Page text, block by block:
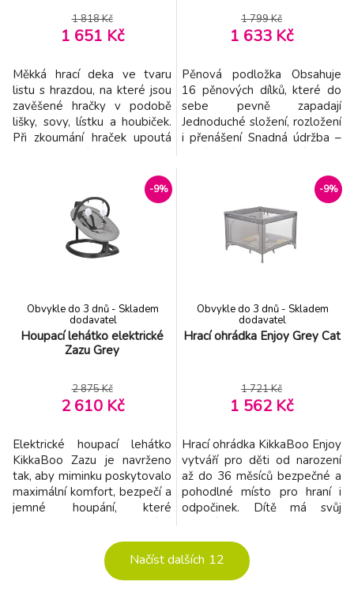
1 818 Kč
1 651 Kč
Měkká hrací deka ve tvaru
listu s hrazdou, na které jsou
zavěšené hračky v podobě
lišky, sovy, lístku a houbiček.
Při zkoumání hraček upoutá
zvonění. Hračky jsou
odnímatelné a je možné je
používat i samostatně. Hrací
deka s hračkami podporuje
rozvoj smyslů dítě i jeho
1 799 Kč
1 633 Kč
Pěnová podložka Obsahuje
16 pěnových dílků, které do
sebe pevně zapadají
Jednoduché složení, rozložení
i přenášení Snadná údržba –
BPA Měkký, bezpečný povrch
pro hraní, lezení i první krůčky
Materiál: 100% EVA pěna
Rozměry sestavené
podložky: 171 × 123 cm
Tloušťka: 1 cm Údržba: otírej
-9%
Houpací lehátko elektrické
Zazu Grey
Obvykle do 3 dnů - Skladem
dodavatel
2 875 Kč
2 610 Kč
Elektrické houpací lehátko
KikkaBoo Zazu je navrženo
tak, aby miminku poskytovalo
maximální komfort, bezpečí a
jemné houpání, které
odpočinku. Díky chytrým
funkcím, tichému provozu a
kvalitní konstrukci se rychle
-9%
Hrací ohrádka Enjoy Grey Cat
Obvykle do 3 dnů - Skladem
dodavatel
1 721 Kč
1 562 Kč
Hrací ohrádka KikkaBoo Enjoy
vytváří pro děti od narození
až do 36 měsíců bezpečné a
pohodlné místo pro hraní i
odpočinek. Dítě má svůj
bezpečně objevovat, hrát si a
odpočívat, zatímco rodiče
mají klid a přehled. Ohrádka
Načíst dalších 12